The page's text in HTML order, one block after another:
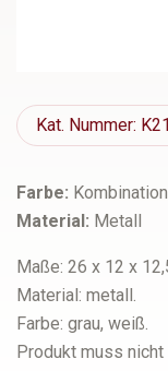
Kat. Nummer:
Farbe:
Material: Metall
Maße: 26 x 12 x
Material: metall.
Farbe: grau, weiß.
Produkt muss